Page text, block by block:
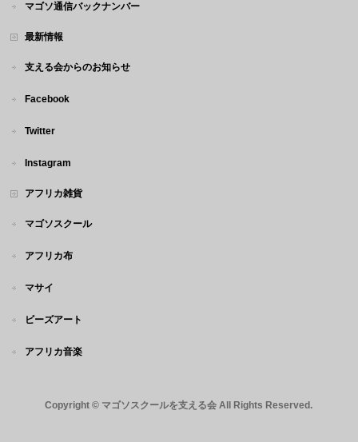
マゴソ通信バックナンバー
最新情報
支える会からのお知らせ
Facebook
Twitter
Instagram
アフリカ雑貨
マゴソスクール
アフリカ布
マサイ
ビーズアート
アフリカ音楽
Copyright © マゴソスクールを支える会 All Rights Reserved.